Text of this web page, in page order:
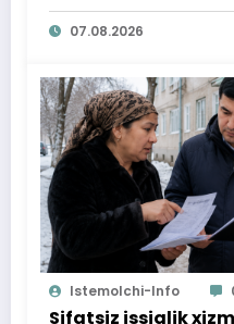
07.08.2026
Istemolchi-Info
Sifatsiz issiqlik